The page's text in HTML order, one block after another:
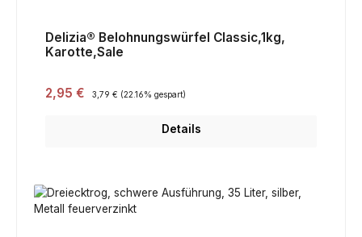
Delizia® Belohnungswürfel Classic,1kg,
Karotte,Sale
Verkaufspreis:
2,95 € Regulärer Preis:
3,79 € (22.16% gespart)
Details